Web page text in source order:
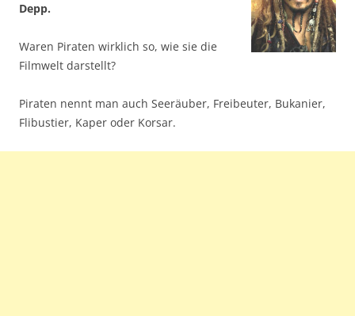
Depp.
Waren Piraten wirklich so, wie sie die
Filmwelt darstellt?
Piraten nennt man auch Seeräuber, Freibeuter, Bukanier,
Flibustier, Kaper oder Korsar.